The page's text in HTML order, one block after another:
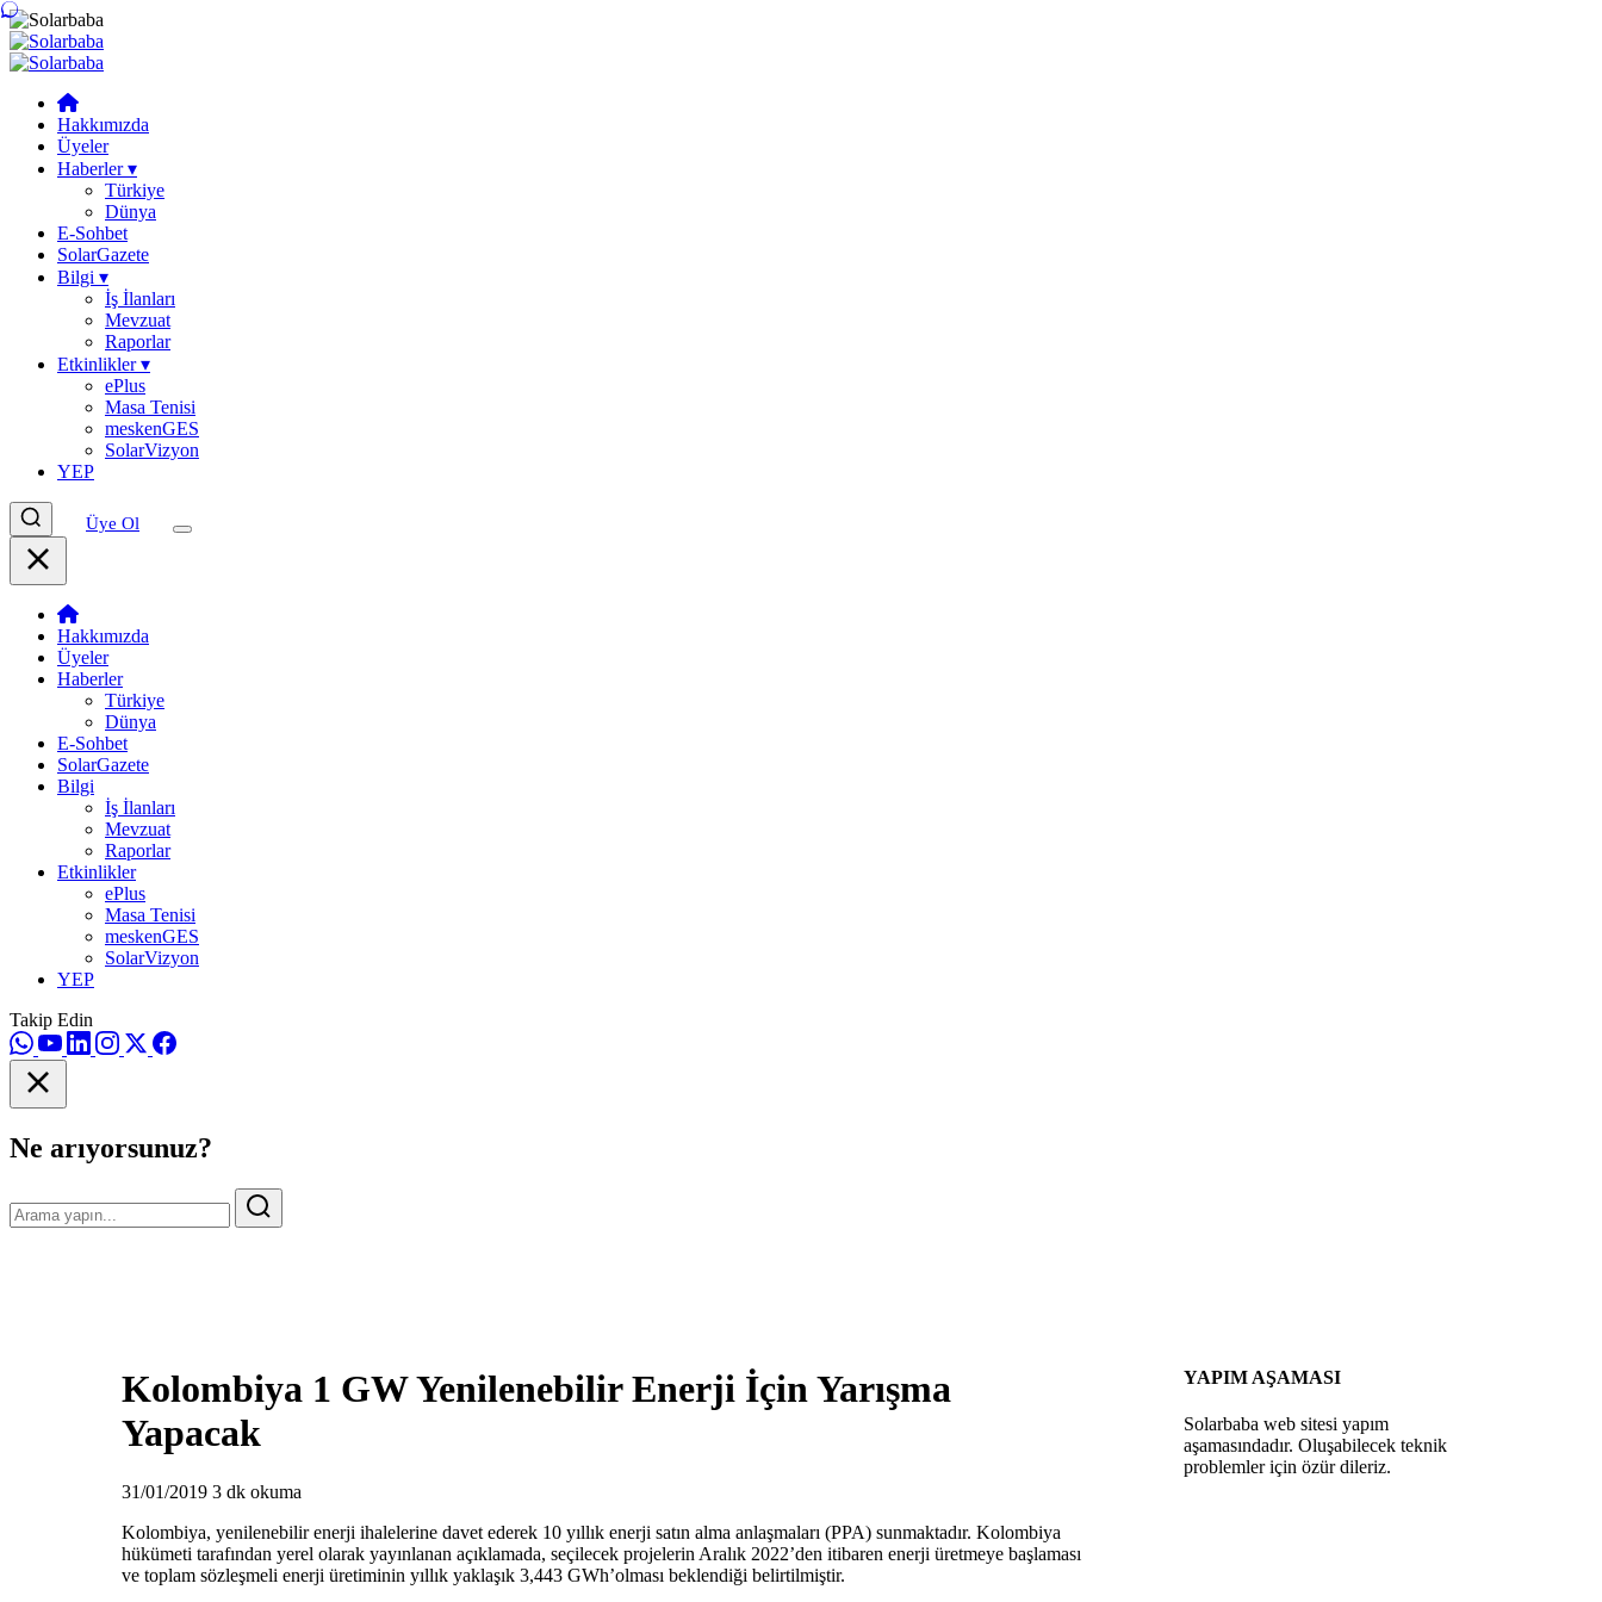
Hakkımızda
Üyeler
Haberler▾
Türkiye
Dünya
E-Sohbet
SolarGazete
Bilgi ▾
İş İlanları
Mevzuat
Raporlar
Etkinlikler▾
ePlus
Masa Tenisi
meskenGES
SolarVizyon
YEP
Üye Ol
Hakkımızda
Üyeler
Haberler
Türkiye
Dünya
E-Sohbet
SolarGazete
Bilgi
İş İlanları
Mevzuat
Raporlar
Etkinlikler
ePlus
Masa Tenisi
meskenGES
SolarVizyon
YEP
Takip Edin
Ne arıyorsunuz?
Kolombiya 1 GW Yenilenebilir Enerji İçin Yarışma
Yapacak
31/01/2019 3 dk okuma
Kolombiya, yenilenebilir enerji ihalelerine davet ederek 10 yıllık enerji satın alma anlaşmaları (PPA) sunmaktadır. Kolombiya
hükümeti tarafından yerel olarak yayınlanan açıklamada, seçilecek projelerin Aralık 2022’den itibaren enerji üretmeye başlaması
ve toplam sözleşmeli enerji üretiminin yıllık yaklaşık 3,443 GWh’olması beklendiği belirtilmiştir.
YAPIM AŞAMASI
Solarbaba web sitesi yapım
aşamasındadır. Oluşabilecek teknik
problemler için özür dileriz.